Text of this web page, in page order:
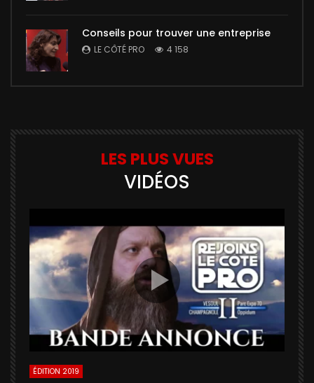
Conseils pour trouver une entreprise
LE CÔTÉ PRO 4 158
LES PLUS VUES
VIDÉOS
ÉDITION 2019